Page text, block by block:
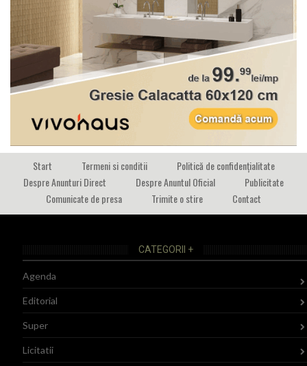
Start Termeni si conditii
Politică de confidențialitate
Despre Anunturi Direct
Despre Anuntul Oficial
Publicitate
Comunicate de presa
Trimite o stire Contact
CATEGORII +
Agenda
Editorial
Super
Licitatii